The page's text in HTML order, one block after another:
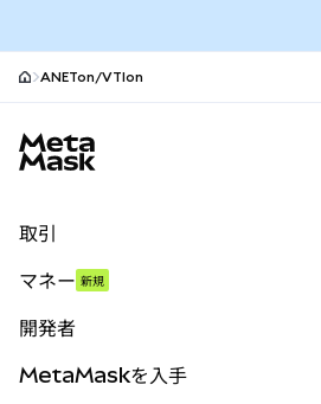
ANETon/VTIon
取引
パーペチュアル
RWA
マネー 新規
開発者
MetaMaskを入手